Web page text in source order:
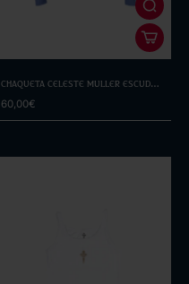
Chaqueta Celeste Muller Escudo
Branco
60,00€